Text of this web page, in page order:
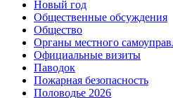
Новый год
Общественные обсуждения
Общество
Органы местного
Официальные визиты
Паводок
Пожарная безопасность
Половодье 2026